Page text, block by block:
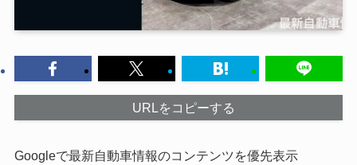
URLをコピーする
Googleで最新自動車情報のコンテンツを優先表示